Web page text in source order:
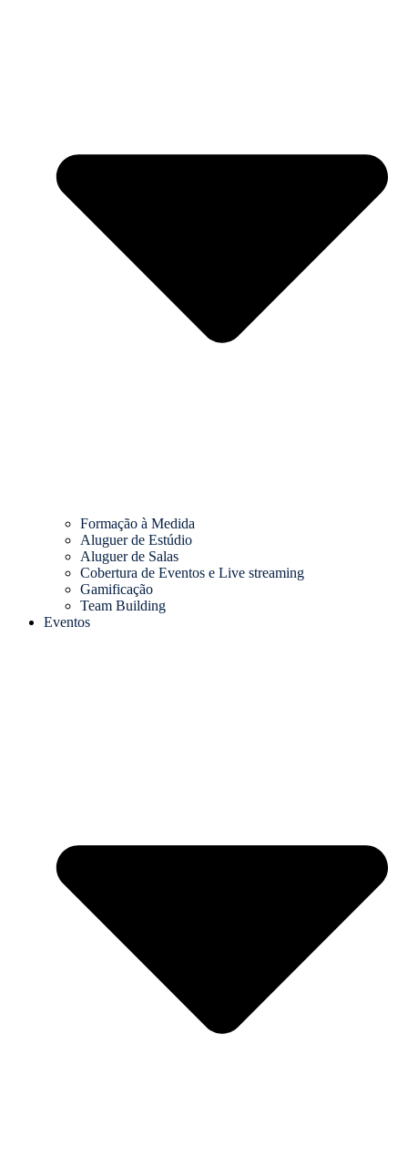
Formação à Medida
Aluguer de Estúdio
Aluguer de Salas
Cobertura de Eventos e Live streaming
Gamificação
Team Building
Eventos